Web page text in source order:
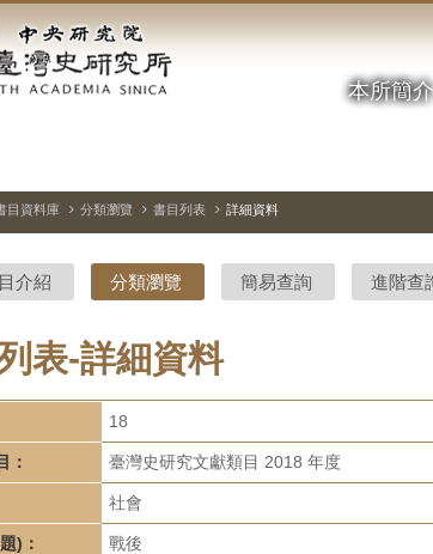
本所簡介
目資料庫 分類瀏覽 書目列表 詳細資料
介紹 分類瀏覽 簡易查詢 進階查
表-詳細資料
18
： 臺灣史研究文獻類目 2018 年度
社會
)： 戰後